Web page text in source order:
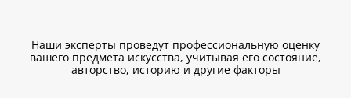
Наши эксперты проведут профессиональную оценку
вашего предмета искусства, учитывая его состояние,
авторство, историю и другие факторы